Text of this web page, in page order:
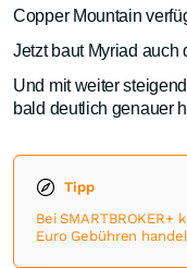
Copper Mountain
Jetzt baut Myriad auch
Und mit weiter
bald deutlich genauer
Tipp
Bei
Euro Gebühren